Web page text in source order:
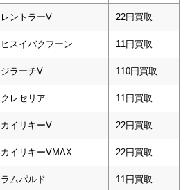
レントラーV 22円買取
ヒスイバクフーン 11円買取
ジラーチV 110円買取
クレセリア 11円買取
カイリキーV 22円買取
カイリキーVMAX 22円買取
ラムパルド 11円買取